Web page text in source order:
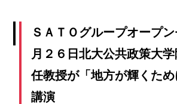
ＳＡＴＯグループオープ
月２６日北大公共政策大
任教授が「地方が輝くた
講演